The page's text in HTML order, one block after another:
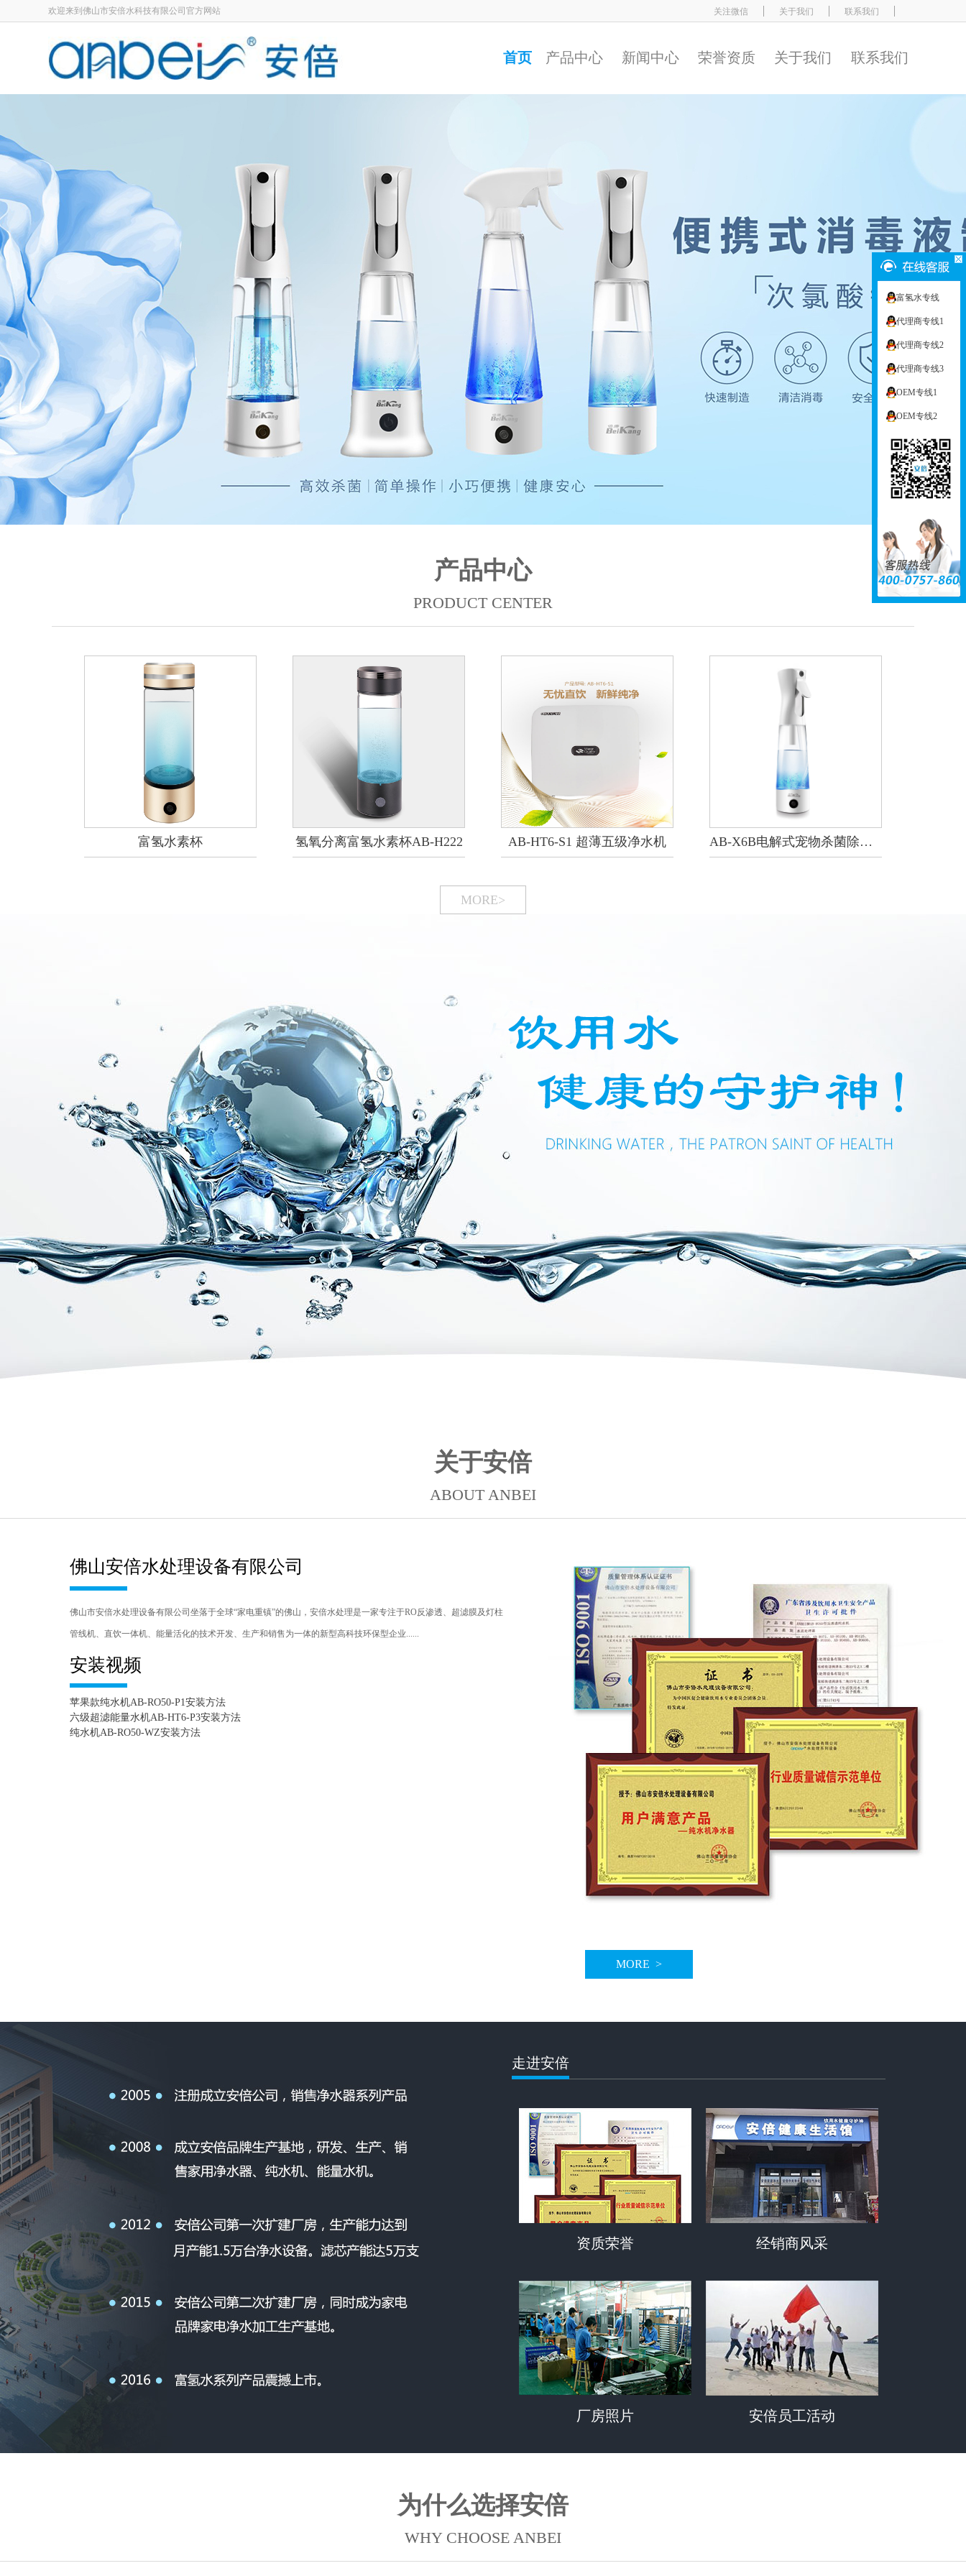
欢迎来到佛山市安倍水科技有限公司官方网站 关注微信 关于我们 联系我们
首页 产品中心 新闻中心 荣誉资质 关于我们 联系我们
产品中心
PRODUCT CENTER
富氢水素杯 氢氧分离富氢水素杯AB-H222 AB-HT6-S1 超薄五级净水机 AB-X6B电解式宠物杀菌除味水制造机（次氯酸钠发生器）
MORE>
关于安倍
ABOUT ANBEI
佛山安倍水处理设备有限公司
佛山市安倍水处理设备有限公司坐落于全球“家电重镇”的佛山，安倍水处理是一家专注于RO反渗透、超滤膜及灯柱
管线机、直饮一体机、能量活化的技术开发、生产和销售为一体的新型高科技环保型企业......
安装视频
苹果款纯水机AB-RO50-P1安装方法
六级超滤能量水机AB-HT6-P3安装方法
纯水机AB-RO50-WZ安装方法
MORE >
走进安倍
资质荣誉 经销商风采
厂房照片 安倍员工活动
为什么选择安倍
WHY CHOOSE ANBEI
富氢水专线
代理商专线1
代理商专线2
代理商专线3
OEM专线1
OEM专线2